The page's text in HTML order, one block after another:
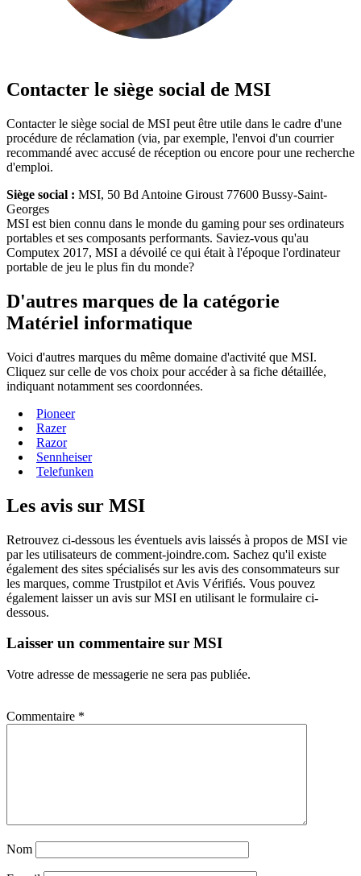
Contacter le siège social de MSI
Contacter le siège social de MSI peut être utile dans le cadre d'une
procédure de réclamation (via, par exemple, l'envoi d'un courrier
recommandé avec accusé de réception ou encore pour une recherche
d'emploi.
Siège social : MSI, 50 Bd Antoine Giroust 77600 Bussy-Saint-
Georges
MSI est bien connu dans le monde du gaming pour ses ordinateurs
portables et ses composants performants. Saviez-vous qu'au
Computex 2017, MSI a dévoilé ce qui était à l'époque l'ordinateur
portable de jeu le plus fin du monde?
D'autres marques de la catégorie
Matériel informatique
Voici d'autres marques du même domaine d'activité que MSI.
Cliquez sur celle de vos choix pour accéder à sa fiche détaillée,
indiquant notamment ses coordonnées.
Pioneer
Razer
Razor
Sennheiser
Telefunken
Les avis sur MSI
Retrouvez ci-dessous les éventuels avis laissés à propos de MSI vie
par les utilisateurs de comment-joindre.com. Sachez qu'il existe
également des sites spécialisés sur les avis des consommateurs sur
les marques, comme Trustpilot et Avis Vérifiés. Vous pouvez
également laisser un avis sur MSI en utilisant le formulaire ci-
dessous.
Laisser un commentaire sur MSI
Votre adresse de messagerie ne sera pas publiée.
Commentaire *
Nom